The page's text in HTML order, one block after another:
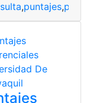
,Puntajes
,puntajes,